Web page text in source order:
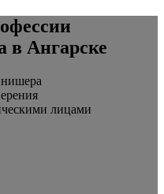
Ангарске
лицами